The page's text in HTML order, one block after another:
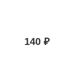
140 ₽